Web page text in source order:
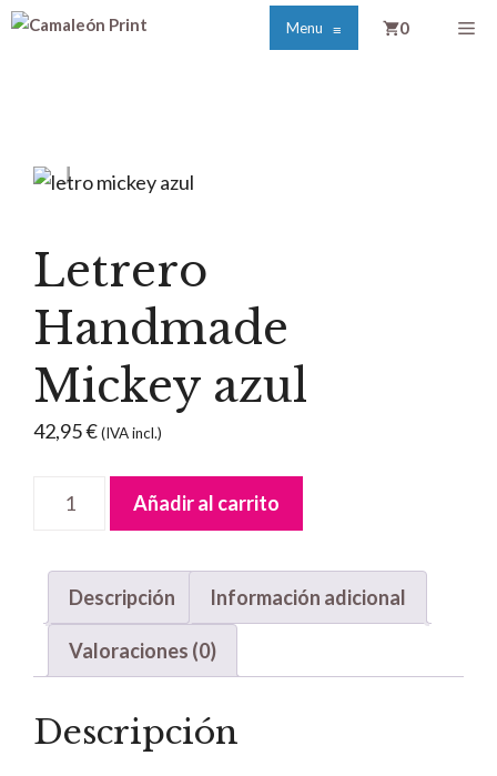
Saltar
Menu ≡ 0
Letrero
Handmade
Mickey azul
42,95€(IVA incl.)
Letrero
Añadir al carrito
Descripción Información adicional
Valoraciones (0)
Descripción